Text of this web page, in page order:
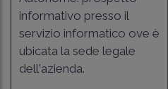
informativo presso il
servizio informatico ove è
ubicata la sede legale
dell'azienda.